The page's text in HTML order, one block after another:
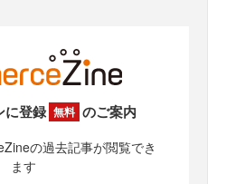
に登録 無料 のご案内
の過去記事が閲覧でき
ます